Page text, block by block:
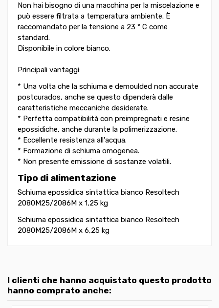
Non hai bisogno di una macchina per la miscelazione e
può essere filtrata a temperatura ambiente. È
raccomandato per la tensione a 23 ° C come
standard.
Disponibile in colore bianco.
Principali vantaggi:
* Una volta che la schiuma e demoulded non accurate
postcurados, anche se questo dipenderà dalle
caratteristiche meccaniche desiderate.
* Perfetta compatibilità con preimpregnati e resine
epossidiche, anche durante la polimerizzazione.
* Eccellente resistenza all'acqua.
* Formazione di schiuma omogenea.
* Non presente emissione di sostanze volatili.
Tipo di alimentazione
Schiuma epossidica sintattica bianco Resoltech
2080M25/2086M x 1,25 kg
Schiuma epossidica sintattica bianco Resoltech
2080M25/2086M x 6,25 kg
I clienti che hanno acquistato questo prodotto
hanno comprato anche: